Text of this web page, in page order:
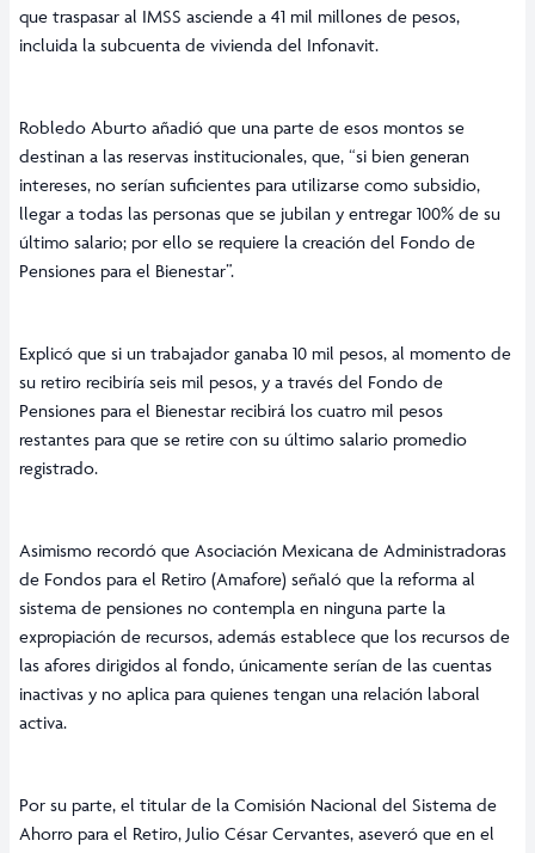
que traspasar al IMSS asciende a 41 mil millones de pesos,
incluida la subcuenta de vivienda del Infonavit.
Robledo Aburto añadió que una parte de esos montos se
destinan a las reservas institucionales, que, “si bien generan
intereses, no serían suficientes para utilizarse como subsidio,
llegar a todas las personas que se jubilan y entregar 100% de su
último salario; por ello se requiere la creación del Fondo de
Pensiones para el Bienestar”.
Explicó que si un trabajador ganaba 10 mil pesos, al momento de
su retiro recibiría seis mil pesos, y a través del Fondo de
Pensiones para el Bienestar recibirá los cuatro mil pesos
restantes para que se retire con su último salario promedio
registrado.
Asimismo recordó que Asociación Mexicana de Administradoras
de Fondos para el Retiro (Amafore) señaló que la reforma al
sistema de pensiones no contempla en ninguna parte la
expropiación de recursos, además establece que los recursos de
las afores dirigidos al fondo, únicamente serían de las cuentas
inactivas y no aplica para quienes tengan una relación laboral
activa.
Por su parte, el titular de la Comisión Nacional del Sistema de
Ahorro para el Retiro, Julio César Cervantes, aseveró que en el